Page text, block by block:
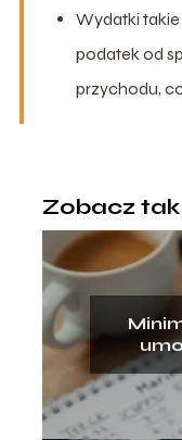
Wydatki takie
podatek od
przychodu,
Zobacz